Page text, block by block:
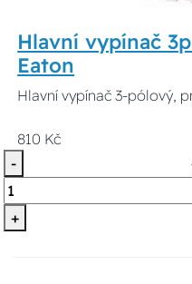
Hlavní vypínač
Eaton
Hlavní vypínač 3-pólový,
810 Kč
-
+